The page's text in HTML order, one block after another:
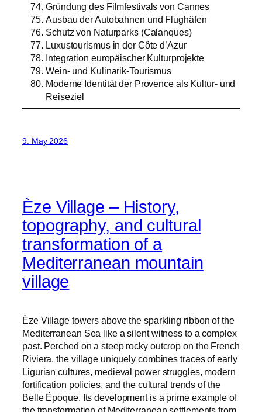
Gründung des Filmfestivals von Cannes
Ausbau der Autobahnen und Flughäfen
Schutz von Naturparks (Calanques)
Luxustourismus in der Côte d’Azur
Integration europäischer Kulturprojekte
Wein- und Kulinarik-Tourismus
Moderne Identität der Provence als Kultur- und
Reiseziel
9. May 2026
Èze Village – History,
topography, and cultural
transformation of a
Mediterranean mountain
village
Èze Village towers above the sparkling ribbon of the
Mediterranean Sea like a silent witness to a complex
past. Perched on a steep rocky outcrop on the French
Riviera, the village uniquely combines traces of early
Ligurian cultures, medieval power struggles, modern
fortification policies, and the cultural trends of the
Belle Époque. Its development is a prime example of